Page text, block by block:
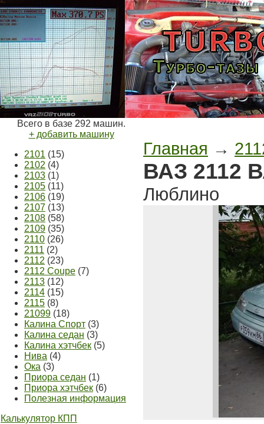
Всего в базе 292 машин.
+ добавить машину
2101 (15)
2102 (4)
2103 (1)
2105 (11)
2106 (19)
2107 (13)
2108 (58)
2109 (35)
2110 (26)
2111 (2)
2112 (23)
2112 Coupe (7)
2113 (12)
2114 (15)
2115 (8)
21099 (18)
Калина Спорт (3)
Калина седан (3)
Калина хэтчбек (5)
Нива (4)
Ока (3)
Приора седан (1)
Приора хэтчбек (6)
Полезная информация
Калькулятор КПП
Главная →
ВАЗ 2112
Люблино